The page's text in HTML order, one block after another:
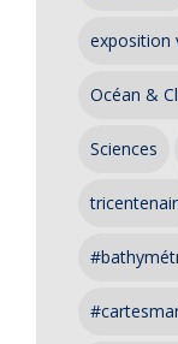
exposition
Océan &
Sciences